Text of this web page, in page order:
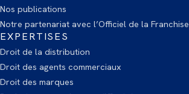
Nos publications
Notre partenariat avec l’Officiel de la Franchise
EXPERTISES
Droit de la distribution
Droit des agents commerciaux
Droit des marques